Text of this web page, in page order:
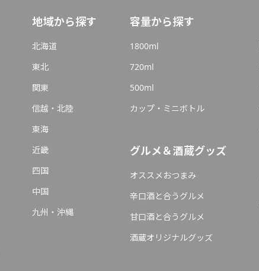
地域から探す
北海道
東北
関東
信越・北陸
東海
近畿
四国
中国
九州・沖縄
容量から探す
1800ml
720ml
500ml
カップ・ミニボトル
グルメ＆酒蔵グッズ
オススメおつまみ
辛口酒と合うグルメ
甘口酒と合うグルメ
酒蔵オリジナルグッズ